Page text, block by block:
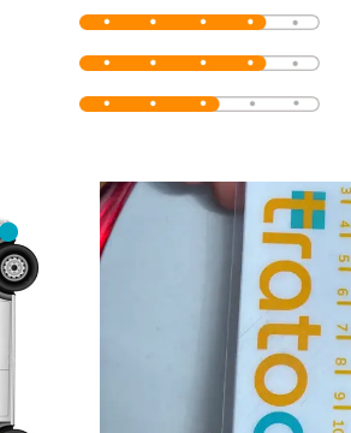
Frenos
50%
50%
(ver fotos).